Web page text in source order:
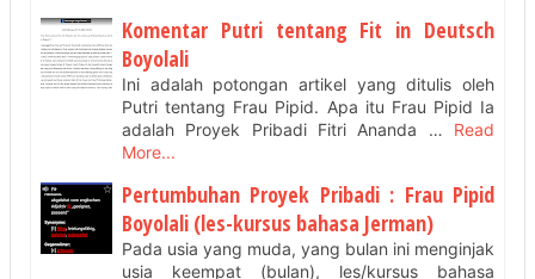
Komentar Putri tentang Fit in Deutsch
Boyolali
Ini adalah potongan artikel yang ditulis oleh
Putri tentang Frau Pipid. Apa itu Frau Pipid Ia
adalah Proyek Pribadi Fitri Ananda …
Read
More...
Pertumbuhan Proyek Pribadi : Frau Pipid
Boyolali (les-kursus bahasa Jerman)
Pada usia yang muda, yang bulan ini menginjak
usia keempat (bulan), les/kursus bahasa